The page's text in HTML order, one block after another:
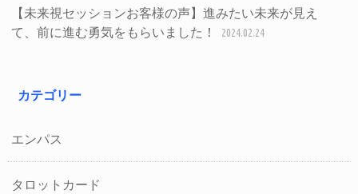
【未来視セッションお客様の声】進みたい未来が見え
て、前に進む勇気をもらいました！
2024.02.24
カテゴリー
エンパス
タロットカード